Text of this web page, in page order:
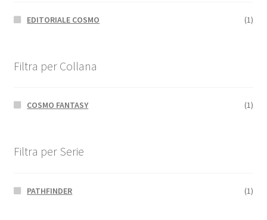
EDITORIALE COSMO (1)
Filtra per Collana
COSMO FANTASY (1)
Filtra per Serie
PATHFINDER (1)